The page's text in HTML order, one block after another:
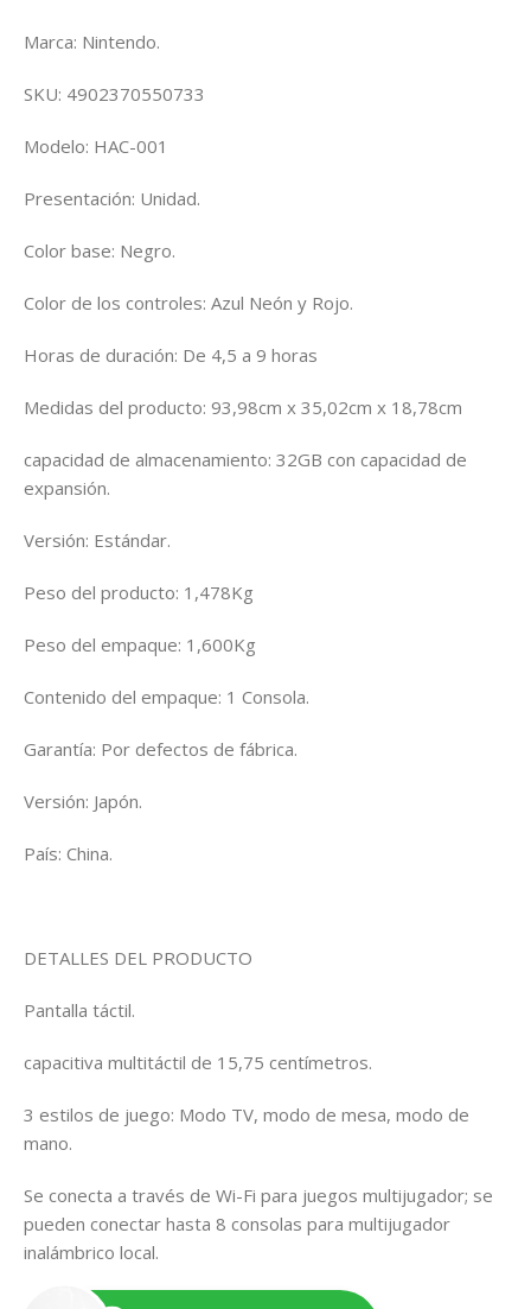
Marca: Nintendo.
SKU: 4902370550733
Modelo: HAC-001
Presentación: Unidad.
Color base: Negro.
Color de los controles: Azul Neón y Rojo.
Horas de duración: De 4,5 a 9 horas
Medidas del producto: 93,98cm x 35,02cm x 18,78cm
capacidad de almacenamiento: 32GB con capacidad de
expansión.
Versión: Estándar.
Peso del producto: 1,478Kg
Peso del empaque: 1,600Kg
Contenido del empaque: 1 Consola.
Garantía: Por defectos de fábrica.
Versión: Japón.
País: China.
DETALLES DEL PRODUCTO
Pantalla táctil.
capacitiva multitáctil de 15,75 centímetros.
3 estilos de juego: Modo TV, modo de mesa, modo de
mano.
Se conecta a través de Wi-Fi para juegos multijugador; se
pueden conectar hasta 8 consolas para multijugador
inalámbrico local.